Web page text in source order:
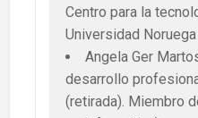
Centro para la
Universidad
Angela Ger
desarrollo
(retirada). Miembro